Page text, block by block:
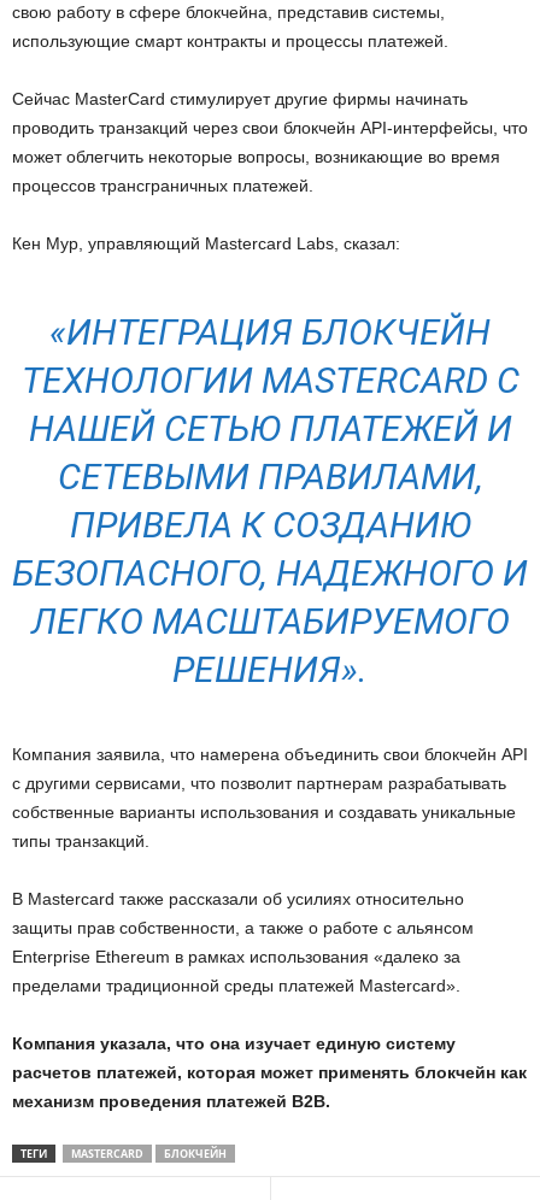
свою работу в сфере блокчейна, представив системы,
использующие смарт контракты и процессы платежей.
Сейчас MasterCard стимулирует другие фирмы начинать
проводить транзакций через свои блокчейн API-интерфейсы, что
может облегчить некоторые вопросы, возникающие во время
процессов трансграничных платежей.
Кен Мур, управляющий Mastercard Labs, сказал:
«ИНТЕГРАЦИЯ БЛОКЧЕЙН
ТЕХНОЛОГИИ MASTERCARD С
НАШЕЙ СЕТЬЮ ПЛАТЕЖЕЙ И
СЕТЕВЫМИ ПРАВИЛАМИ,
ПРИВЕЛА К СОЗДАНИЮ
БЕЗОПАСНОГО, НАДЕЖНОГО И
ЛЕГКО МАСШТАБИРУЕМОГО
РЕШЕНИЯ».
Компания заявила, что намерена объединить свои блокчейн API
с другими сервисами, что позволит партнерам разрабатывать
собственные варианты использования и создавать уникальные
типы транзакций.
В Mastercard также рассказали об усилиях относительно
защиты прав собственности, а также о работе с альянсом
Enterprise Ethereum в рамках использования «далеко за
пределами традиционной среды платежей Mastercard».
Компания указала, что она изучает единую систему
расчетов платежей, которая может применять блокчейн как
механизм проведения платежей B2B.
ТЕГИ MASTERCARD БЛОКЧЕЙН